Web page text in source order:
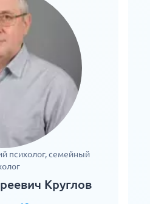
психолог, семейный
Круглов